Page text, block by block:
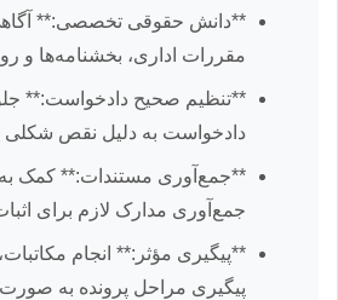
**دانش حقوقی تخصصی:**
مقررات اداری، بخشنامه‌ها و
**تنظیم صحیح دادخواست:**
دادخواست به دلیل نقص شکلی
**جمع‌آوری مستندات:** کمک
جمع‌آوری مدارک لازم برای
**پیگیری مؤثر:** انجام
پیگیری مراحل پرونده به